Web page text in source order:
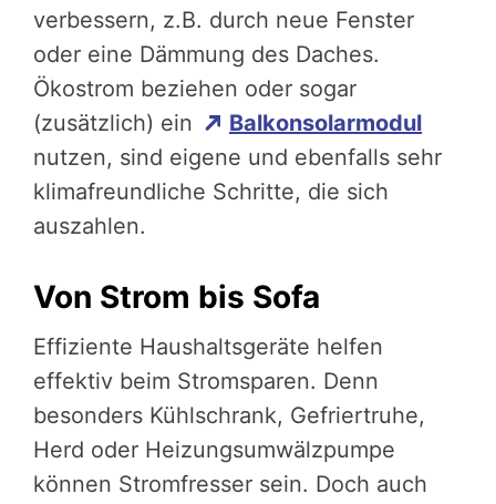
verbessern, z.B. durch neue Fenster
oder eine Dämmung des Daches.
Ökostrom beziehen oder sogar
(zusätzlich) ein
Balkonsolarmodul
nutzen, sind eigene und ebenfalls sehr
klimafreundliche Schritte, die sich
auszahlen.
Von Strom bis Sofa
Effiziente Haushaltsgeräte helfen
effektiv beim Stromsparen. Denn
besonders Kühlschrank, Gefriertruhe,
Herd oder Heizungsumwälzpumpe
können Stromfresser sein. Doch auch